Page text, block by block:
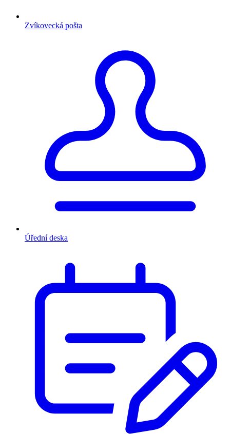
Zvíkovecká pošta
Úřední deska